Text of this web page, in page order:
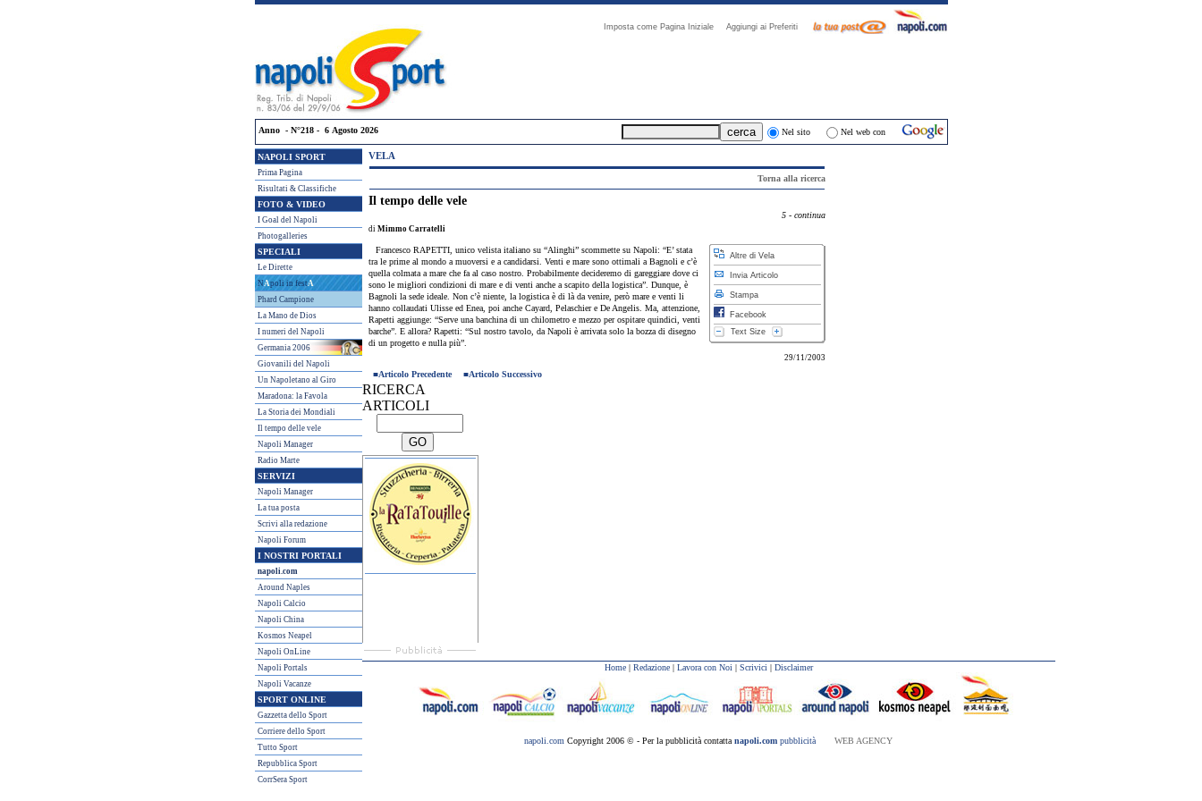
Imposta come Pagina Iniziale Aggiungi ai Preferiti
Anno - N°218 - 6 Agosto 2026 Nel sito Nel web con
NAPOLI SPORT
Prima Pagina
Risultati & Classifiche
FOTO & VIDEO
I Goal del Napoli
Photogalleries
SPECIALI
Le Dirette
NApoli in festA
Phard Campione
La Mano de Dios
I numeri del Napoli
Germania 2006
Giovanili del Napoli
Un Napoletano al Giro
Maradona: la Favola
La Storia dei Mondiali
Il tempo delle vele
Napoli Manager
Radio Marte
SERVIZI
Napoli Manager
La tua posta
Scrivi alla redazione
Napoli Forum
I NOSTRI PORTALI
napoli.com
Around Naples
Napoli Calcio
Napoli China
Kosmos Neapel
Napoli OnLine
Napoli Portals
Napoli Vacanze
SPORT ONLINE
Gazzetta dello Sport
Corriere dello Sport
Tutto Sport
Repubblica Sport
CorrSera Sport
VELA
Torna alla ricerca
Il tempo delle vele
5 - continua
di Mimmo Carratelli
Altre di Vela
Invia Articolo
Stampa
Facebook
Text Size
Francesco RAPETTI, unico velista italiano su “Alinghi” scommette su Napoli: “E’ stata
tra le prime al mondo a muoversi e a candidarsi. Venti e mare sono ottimali a Bagnoli e c’è
quella colmata a mare che fa al caso nostro. Probabilmente decideremo di gareggiare dove ci
sono le migliori condizioni di mare e di venti anche a scapito della logistica”. Dunque, è
Bagnoli la sede ideale. Non c’è niente, la logistica è di là da venire, però mare e venti li
hanno collaudati Ulisse ed Enea, poi anche Cayard, Pelaschier e De Angelis. Ma, attenzione,
Rapetti aggiunge: “Serve una banchina di un chilometro e mezzo per ospitare quindici, venti
barche”. E allora? Rapetti: “Sul nostro tavolo, da Napoli è arrivata solo la bozza di disegno
di un progetto e nulla più”.
29/11/2003
■Articolo Precedente ■Articolo Successivo
RICERCA
ARTICOLI
Home| Redazione| Lavora con Noi | Scrivici | Disclaimer
napoli.com Copyright 2006 © - Per la pubblicità contatta napoli.com pubblicità WEB AGENCY